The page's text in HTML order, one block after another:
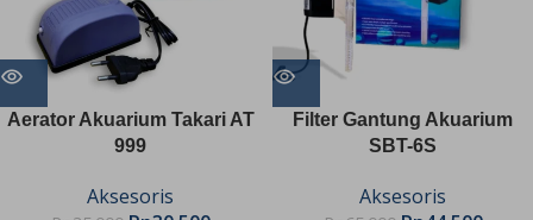
Aerator Akuarium Takari AT
999
Aksesoris
Filter Gantung Akuarium
SBT-6S
Aksesoris